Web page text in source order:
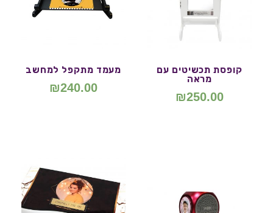
קופסת תכשיטים עם
מראה
₪250.00
מעמד מתקפל למחשב
₪240.00